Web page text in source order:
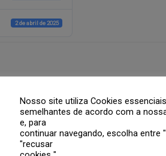
2 de abril de 2025
são marcados com
Nosso site utiliza Cookies
semelhantes de acordo com a
e, para
continuar navegando, escolha entre
"recusar